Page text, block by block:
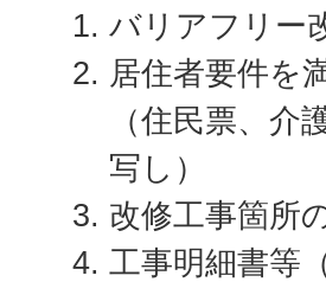
バリアフリー
居住者要件を
（住民票、
写し）
改修工事箇所
工事明細書等